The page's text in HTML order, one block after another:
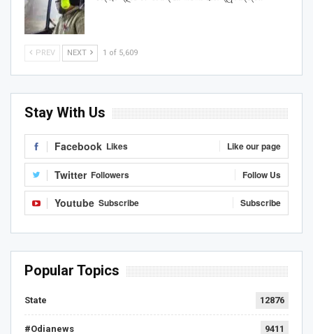
PREV NEXT 1 of 5,609
Stay With Us
Facebook Likes Like our page
Twitter Followers Follow Us
Youtube Subscribe Subscribe
Popular Topics
State 12876
#Odianews 9411